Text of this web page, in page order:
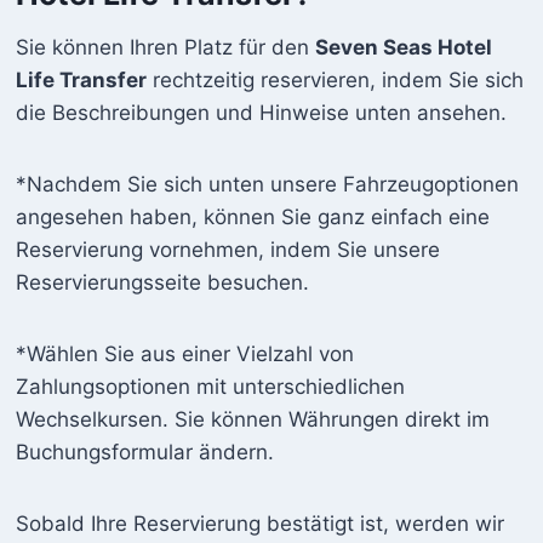
Sie können Ihren Platz für den Seven Seas Hotel
Life Transferrechtzeitig reservieren, indem Sie sich
die Beschreibungen und Hinweise unten ansehen.
*Nachdem Sie sich unten unsere Fahrzeugoptionen
angesehen haben, können Sie ganz einfach eine
Reservierung vornehmen, indem Sie unsere
Reservierungsseite besuchen.
*Wählen Sie aus einer Vielzahl von
Zahlungsoptionen mit unterschiedlichen
Wechselkursen. Sie können Währungen direkt im
Buchungsformular ändern.
Sobald Ihre Reservierung bestätigt ist, werden wir